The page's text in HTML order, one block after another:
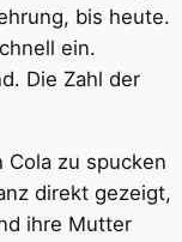
bis heute.
ein.
Die Zahl der
zu spucken
direkt gezeigt,
ihre Mutter